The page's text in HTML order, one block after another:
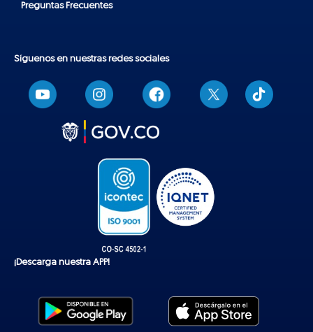
Preguntas Frecuentes
Síguenos en nuestras redes sociales
T
i
k
¡Descarga nuestra APP!